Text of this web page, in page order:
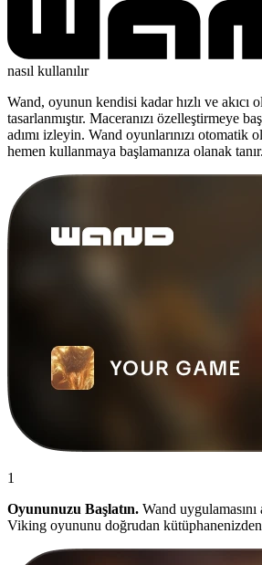
nasıl kullanılır
Wand, oyunun kendisi kadar hızlı ve akıcı
tasarlanmıştır. Maceranızı özelleştirmeye
adımı izleyin. Wand oyunlarınızı otomatik
hemen kullanmaya başlamanıza olanak tanır.
1
Oyununuzu Başlatın. Wand
Viking oyununu doğrudan kütüphanenizden